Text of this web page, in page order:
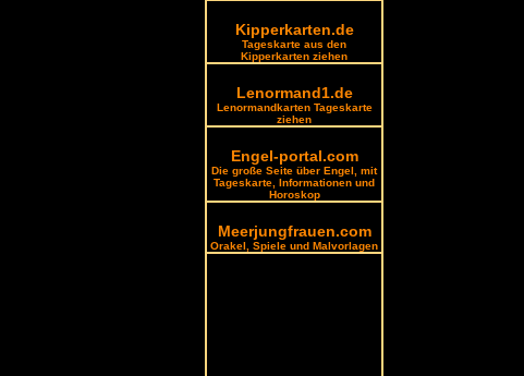
Kipperkarten.de
Tageskarte aus den
Kipperkarten ziehen
Lenormand1.de
Lenormandkarten Tageskarte
ziehen
Engel-portal.com
Die große Seite über Engel, mit
Tageskarte, Informationen und
Horoskop
Meerjungfrauen.com
Orakel, Spiele und Malvorlagen